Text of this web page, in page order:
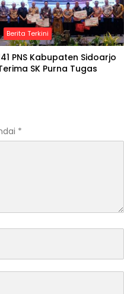
Berita Terkini
PNS Kabupaten Sidoarjo
SK Purna Tugas
*